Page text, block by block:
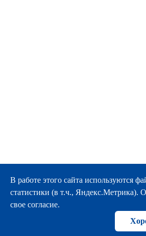
В работе этого сайта используются
статистики (в т.ч., Яндекс.Метрика).
свое согласие.